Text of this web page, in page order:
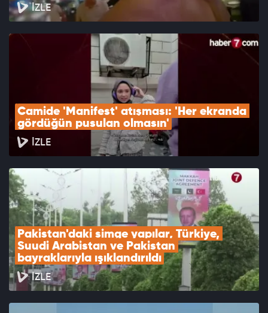
İZLE
Camide 'Manifest' atışması: 'Her ekranda
gördüğün pusulan olmasın'
İZLE
Pakistan'daki simge yapılar, Türkiye,
Suudi Arabistan ve Pakistan
bayraklarıyla ışıklandırıldı
İZLE